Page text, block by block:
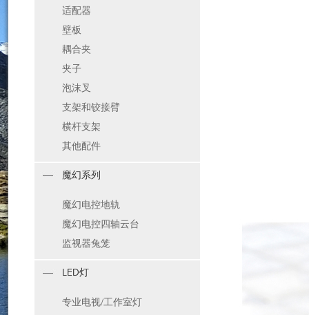
适配器
壁板
耦合夹
夹子
泡沫叉
支架和铰接臂
横杆支架
其他配件
魔幻系列
魔幻电控地轨
魔幻电控四轴云台
监视器兔笼
LED灯
专业电视/工作室灯